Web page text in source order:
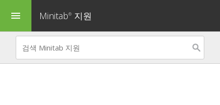
menu Minitab® 지원